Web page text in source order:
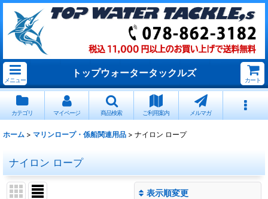
メニュー
トップウォータータックルズ
カート
カテゴリ マイページ 商品検索 ご利用案内 メルマガ
ホーム > マリンロープ・係船関連用品 > ナイロン ロープ
ナイロン ロープ
表示順変更